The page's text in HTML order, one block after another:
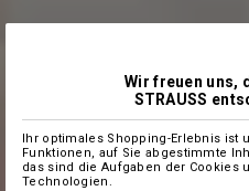
Wir freuen uns,
STRAUSS
Ihr optimales Shopping-Erlebnis ist
Funktionen, auf Sie abgestimmte
das sind die Aufgaben der Cookies
Technologien.